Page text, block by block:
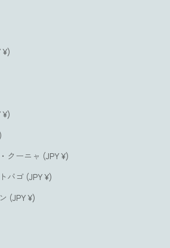
¥)
¥)
クーニャ (JPY ¥)
バゴ (JPY ¥)
(JPY ¥)